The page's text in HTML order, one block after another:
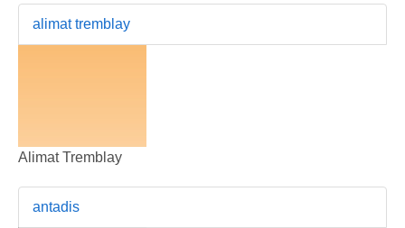
alimat tremblay
Alimat Tremblay
antadis